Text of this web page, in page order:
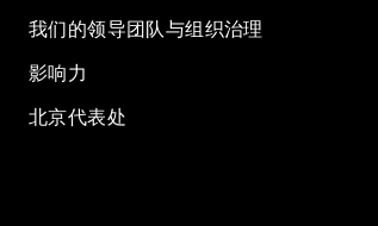
我们的领导团队与组织治理
影响力
北京代表处